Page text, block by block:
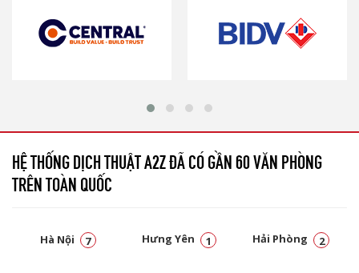
HỆ THỐNG DỊCH THUẬT A2Z ĐÃ CÓ GẦN 60 VĂN PHÒNG
TRÊN TOÀN QUỐC
Hà Nội 7 Hưng Yên 1 Hải Phòng 2